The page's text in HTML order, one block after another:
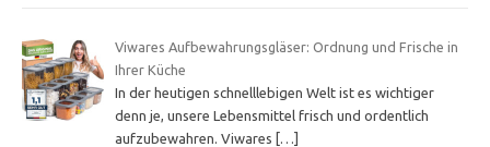
Viwares Aufbewahrungsgläser: Ordnung und Frische in
Ihrer Küche
In der heutigen schnelllebigen Welt ist es wichtiger
denn je, unsere Lebensmittel frisch und ordentlich
aufzubewahren. Viwares […]